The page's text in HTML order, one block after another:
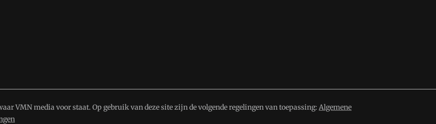
VMN media voor staat. Op gebruik van deze site zijn de volgende regelingen van toepassing: Algemene